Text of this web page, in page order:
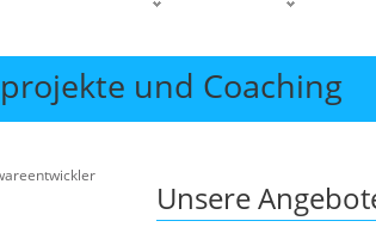
und Coaching
Unsere